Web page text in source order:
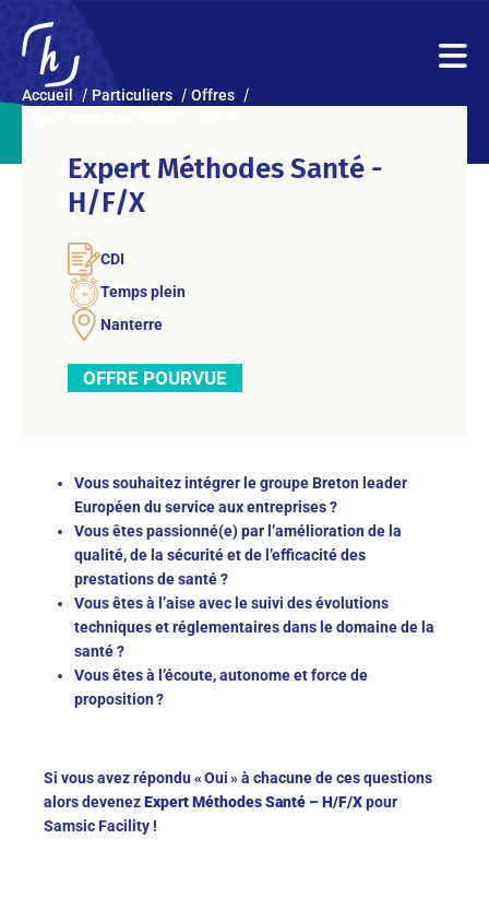
Accueil Particuliers
Offres
Expert Méthodes Santé -
H/F/X
CDI
Temps plein
Nanterre
OFFRE POURVUE
Vous souhaitez intégrer le groupe Breton leader
Européen du service aux entreprises ?
Vous êtes passionné(e) par l’amélioration de la
qualité, de la sécurité et de l’efficacité des
prestations de santé ?
Vous êtes à l’aise avec le suivi des évolutions
techniques et réglementaires dans le domaine de la
santé ?
Vous êtes à l’écoute, autonome et force de
proposition ?
Si vous avez répondu « Oui » à chacune de ces questions
alors devenezExpert Méthodes Santé – H/F/Xpour
Samsic Facility !